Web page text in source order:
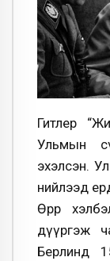
Гитлер
Ульмын
эхэлсэн.
нийлээд
Өөрөөр
дүүргэж
Берлинд